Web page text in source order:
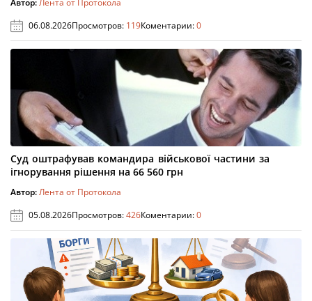
Автор:Лента от Протокола
06.08.2026Просмотров: 119Коментарии:0
Суд оштрафував командира військової частини за
ігнорування рішення на 66 560 грн
Автор:Лента от Протокола
05.08.2026Просмотров:426Коментарии:0